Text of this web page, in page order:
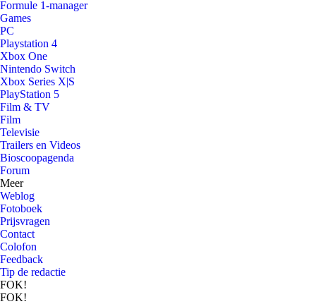
Formule 1-manager
Games
PC
Playstation 4
Xbox One
Nintendo Switch
Xbox Series X|S
PlayStation 5
Film & TV
Film
Televisie
Trailers en Videos
Bioscoopagenda
Forum
Meer
Weblog
Fotoboek
Prijsvragen
Contact
Colofon
Feedback
Tip de redactie
FOK!
FOK!